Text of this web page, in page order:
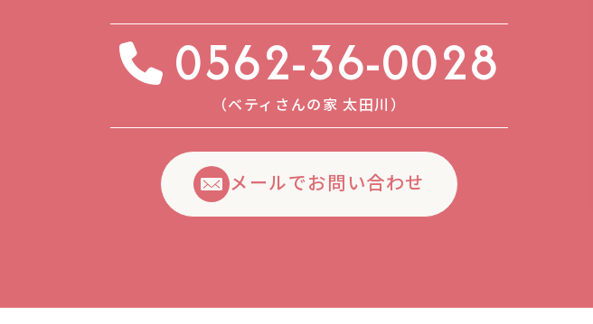
0562-36-0028
（ベティさんの家 太⽥川）
メールでお問い合わせ